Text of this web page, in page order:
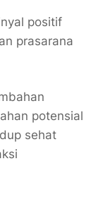
positif
prasarana
potensial
sehat